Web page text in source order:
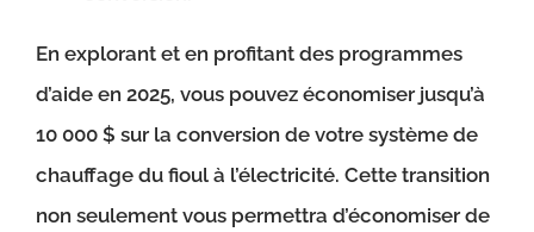
En explorant et en profitant des programmes
d’aide en 2025, vous pouvez économiser jusqu’à
10 000 $ sur la conversion de votre système de
chauffage du fioul à l’électricité. Cette transition
non seulement vous permettra d’économiser de